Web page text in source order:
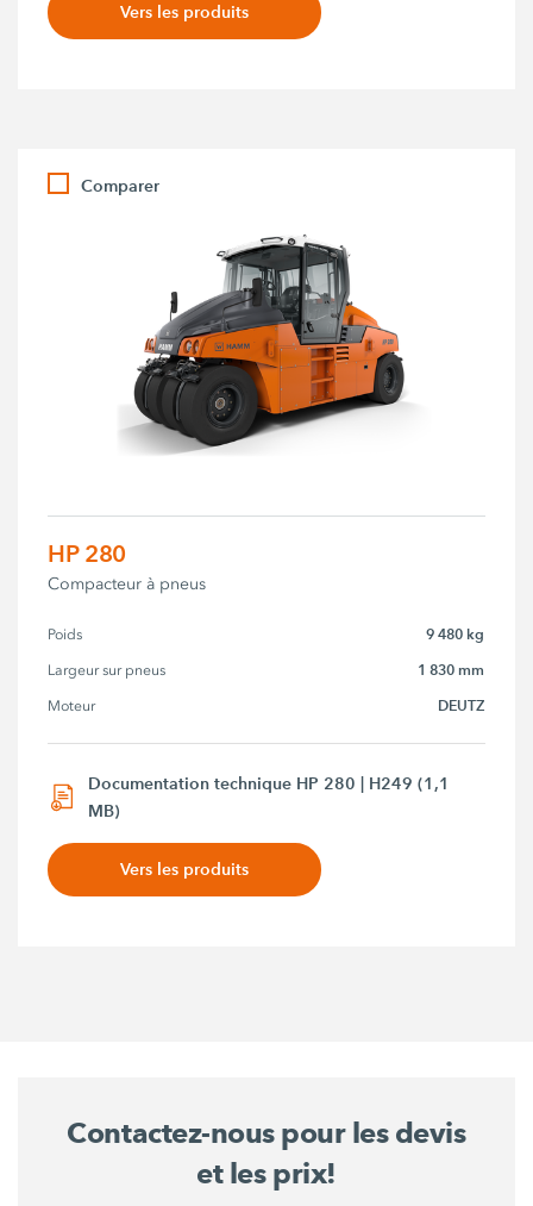
Vers les produits
Comparer
HP 280
Compacteur à pneus
Poids 9 480 kg
Largeur sur pneus 1 830 mm
Moteur DEUTZ
Documentation technique HP 280 | H249 (1,1
MB)
Vers les produits
Contactez-nous pour les devis
et les prix!